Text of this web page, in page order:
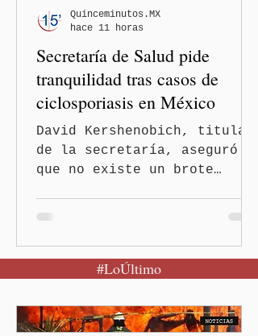
Secretaría de Salud pide
tranquilidad tras casos de
ciclosporiasis en México
David Kershenobich, titular
de la secretaría, aseguró
que no existe un brote
secretario de Salud
federal, David Kershenobich
exista un brote activo de
ciclosporiasis en México,
Quinceminutos.MX
hace 11 horas
#LoÚltimo